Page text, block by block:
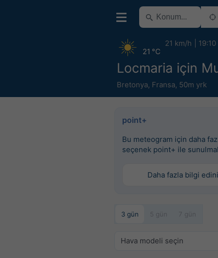
Locmaria için
Bretonya, Fransa, 50m yrk
21 °C
21 km/h 19:10
point+
Bu meteogram için daha
seçenek point+ ile
Daha fazla bilgi
3 gün 5 gün 7 gün
Hava modeli seçin